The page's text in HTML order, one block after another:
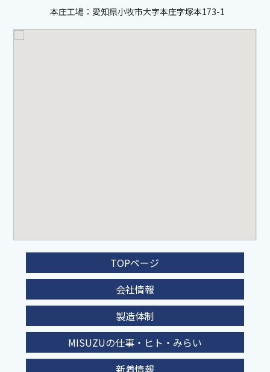
本庄工場：愛知県小牧市大字本庄字塚本173-1
TOPページ
会社情報
製造体制
MISUZUの仕事・ヒト・みらい
新着情報